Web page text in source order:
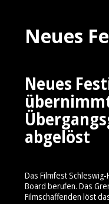
Neues
Neues
abgelöst
Das Filmfest
Board berufen. Das
Filmschaffenden löst